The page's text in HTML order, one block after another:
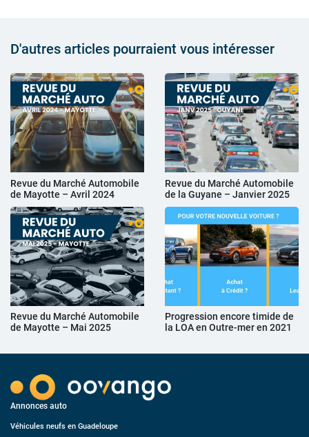
D'autres articles pourraient vous intéresser
Revue du Marché Automobile
de Mayotte – Avril 2024
Revue du Marché Automobile
de la Guyane – Janvier 2025
Revue du Marché Automobile
de Mayotte – Mai 2025
Progression encore timide de
la LOA en Outre-mer en 2021
Annonces auto
Véhicules neufs en Guadeloupe